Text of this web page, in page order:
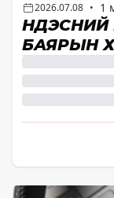
2026.07.08 • 1
БАЯРЫН